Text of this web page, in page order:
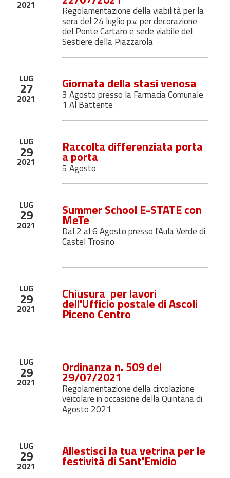
2021 Regolamentazione della viabilità per la
sera del 24 luglio p.v. per decorazione
del Ponte Cartaro e sede viabile del
Sestiere della Piazzarola
LUG
27
2021
Giornata della stasi venosa
3 Agosto presso la Farmacia Comunale
1 Al Battente
LUG
29
2021
Raccolta differenziata porta
a porta
5 Agosto
LUG
29
2021
Summer School E-STATE con
MeTe
Dal 2 al 6 Agosto presso l'Aula Verde di
Castel Trosino
LUG
29
2021
Chiusura per lavori
dell'Ufficio postale di Ascoli
Piceno Centro
LUG
29
2021
Ordinanza n. 509 del
29/07/2021
Regolamentazione della circolazione
veicolare in occasione della Quintana di
Agosto 2021
LUG
29
2021
Allestisci la tua vetrina per le
festività di Sant'Emidio